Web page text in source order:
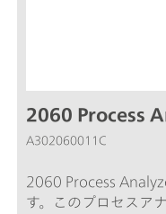
2060 Process
A302060011C
2060 Process
す。このプロセスア